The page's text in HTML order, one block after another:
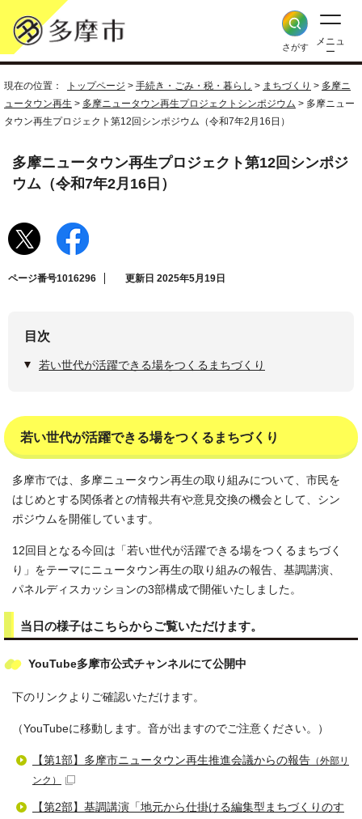
さがす
メニュ
ー
現在の位置： トップページ > 手続き・ごみ・税・暮らし > まちづくり > 多摩ニ
ュータウン再生 > 多摩ニュータウン再生プロジェクトシンポジウム > 多摩ニュー
タウン再生プロジェクト第12回シンポジウム（令和7年2月16日）
多摩ニュータウン再生プロジェクト第12回シンポジ
ウム（令和7年2月16日）
ページ番号1016296 更新日 2025年5月19日
目次
若い世代が活躍できる場をつくるまちづくり
若い世代が活躍できる場をつくるまちづくり
多摩市では、多摩ニュータウン再生の取り組みについて、市民を
はじめとする関係者との情報共有や意見交換の機会として、シン
ポジウムを開催しています。
12回目となる今回は「若い世代が活躍できる場をつくるまちづく
り」をテーマにニュータウン再生の取り組みの報告、基調講演、
パネルディスカッションの3部構成で開催いたしました。
当日の様子はこちらからご覧いただけます。
YouTube多摩市公式チャンネルにて公開中
下のリンクよりご確認いただけます。
（YouTubeに移動します。音が出ますのでご注意ください。）
【第1部】多摩市ニュータウン再生推進会議からの報告 （外部リ
ンク）
【第2部】基調講演「地元から仕掛ける編集型まちづくりのす